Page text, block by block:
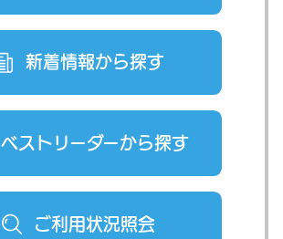
新着情報から探す
ベストリーダーから探す
ご利用状況照会